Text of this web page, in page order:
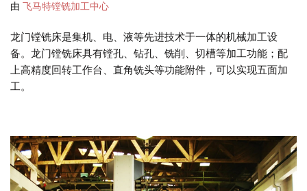
由 飞马特镗铣加工中心
龙门镗铣床是集机、电、液等先进技术于一体的机械加工设
备。龙门镗铣床具有镗孔、钻孔、铣削、切槽等加工功能；配
上高精度回转工作台、直角铣头等功能附件，可以实现五面加
工。